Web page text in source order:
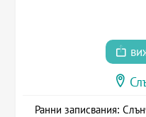
Ранни записвания: